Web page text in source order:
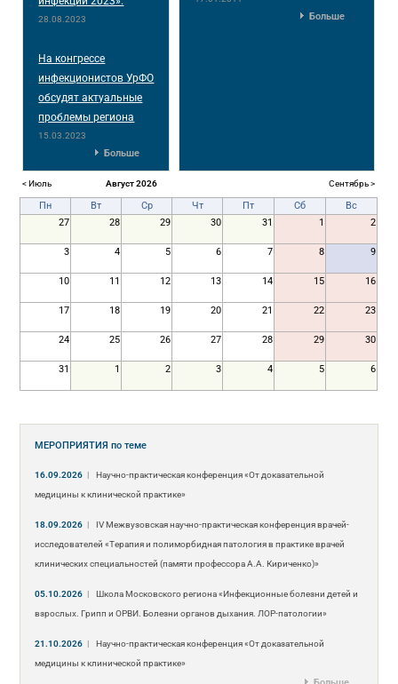
28.08.2023
На конгрессе
инфекционистов УрФО
обсудят актуальные
проблемы региона
15.03.2023
Больше
Больше
< Июль Август 2026 Сентябрь >
Пн Вт Ср Чт Пт Сб
Вс
27
28 29 30 31 1 2
3 4 5 6 7 8 9
10 11 12 13 14 15 16
17 18 19 20 21 22 23
24 25 26 27 28 29 30
31 1 2 3 4 5 6
МЕРОПРИЯТИЯпо теме
16.09.2026 |
Научно-практическая конференция «От доказательной
медицины к клинической практике»
18.09.2026 |
IV Межвузовская научно-практическая конференция врачей-
исследователей «Терапия и полиморбидная патология в практике врачей
клинических специальностей (памяти профессора А.А. Кириченко)»
05.10.2026 |
Школа Московского региона «Инфекционные болезни детей и
взрослых. Грипп и ОРВИ. Болезни органов дыхания. ЛОР-патологии»
21.10.2026 |
Научно-практическая конференция «От доказательной
медицины к клинической практике»